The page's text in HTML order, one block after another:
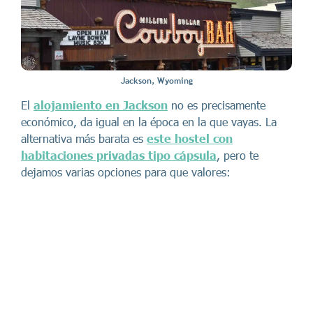
Jackson, Wyoming
El alojamiento en Jackson no es precisamente
económico, da igual en la época en la que vayas. La
alternativa más barata es este hostel con
habitaciones privadas tipo cápsula, pero te
dejamos varias opciones para que valores: